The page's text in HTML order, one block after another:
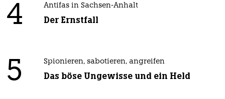
4 Antifas in Sachsen-Anhalt
Der Ernstfall
5 Spionieren, sabotieren, angreifen
Das böse Ungewisse und ein Held